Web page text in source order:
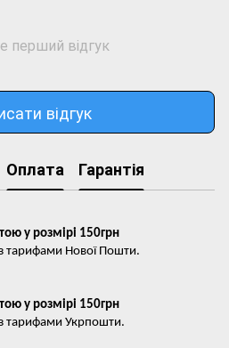
перший відгук
відгук
Оплата Гарантія
у розмірі 150грн
з тарифами Нової Пошти.
у розмірі 150грн
з тарифами Укрпошти.